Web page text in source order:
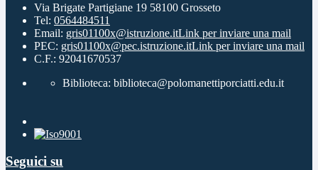
Via Brigate Partigiane 19 58100 Grosseto
Tel: 0564484511
Email: gris01100x@istruzione.itLink per inviare una mail
PEC: gris01100x@pec.istruzione.itLink per inviare una mail
C.F.: 92041670537
Biblioteca: biblioteca@polomanettiporciatti.edu.it
Seguici su